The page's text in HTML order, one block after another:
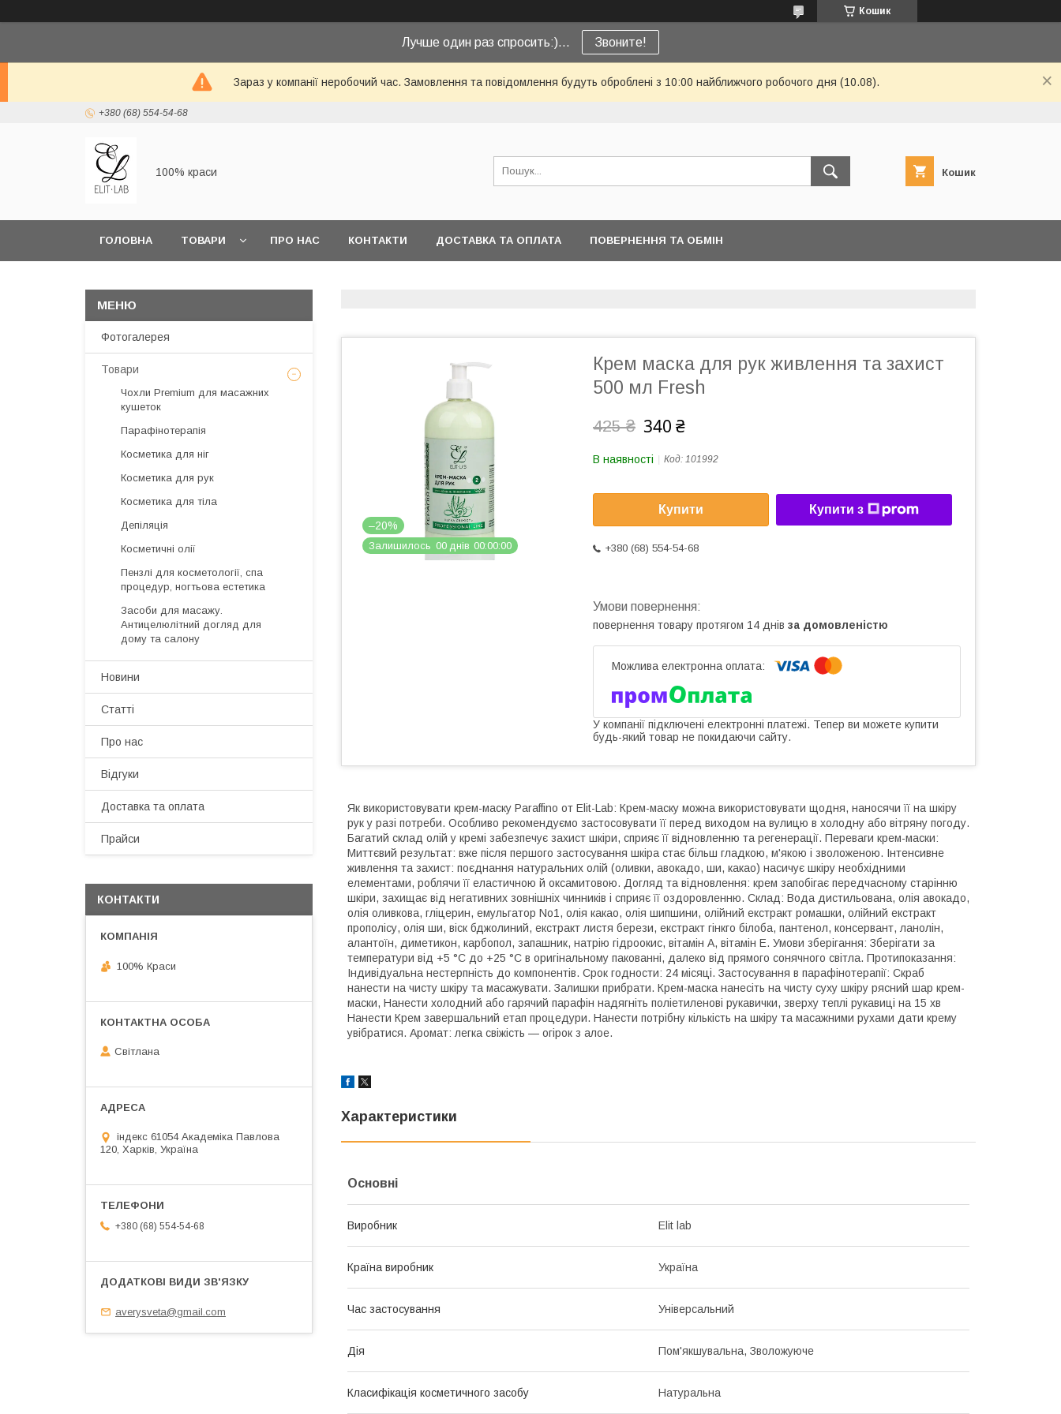
Кошик
Лучше один раз спросить:)... Звоните!
Зараз у компанії неробочий час. Замовлення та повідомлення будуть оброблені з 10:00 найближчого робочого дня (10.08).
+380 (68) 554-54-68
100% краси Кошик
ГОЛОВНА ТОВАРИ ПРО НАС КОНТАКТИ ДОСТАВКА ТА ОПЛАТА ПОВЕРНЕННЯ ТА ОБМІН
–20%
Залишилось 00 днів 00 00 00
Крем маска для рук живлення та захист
500 мл Fresh
425 ₴ 340 ₴
В наявності Код: 101992
Купити Купити з
+380 (68) 554-54-68
повернення товару протягом 14 днів за домовленістю
У компанії підключені електронні платежі. Тепер ви можете купити
будь-який товар не покидаючи сайту.
Як використовувати крем-маску Paraffino от Elit-Lab: Крем-маску можна використовувати щодня, наносячи її на шкіру
рук у разі потреби. Особливо рекомендуємо застосовувати її перед виходом на вулицю в холодну або вітряну погоду.
Багатий склад олій у кремі забезпечує захист шкіри, сприяє її відновленню та регенерації. Переваги крем-маски:
Миттєвий результат: вже після першого застосування шкіра стає більш гладкою, м'якою і зволоженою. Інтенсивне
живлення та захист: поєднання натуральних олій (оливки, авокадо, ши, какао) насичує шкіру необхідними
елементами, роблячи її еластичною й оксамитовою. Догляд та відновлення: крем запобігає передчасному старінню
шкіри, захищає від негативних зовнішніх чинників і сприяє її оздоровленню. Склад: Вода дистильована, олія авокадо,
олія оливкова, гліцерин, емульгатор No1, олія какао, олія шипшини, олійний екстракт ромашки, олійний екстракт
прополісу, олія ши, віск бджолиний, екстракт листя берези, екстракт гінкго білоба, пантенол, консервант, ланолін,
алантоїн, диметикон, карбопол, запашник, натрію гідроокис, вітамін А, вітамін Е. Умови зберігання: Зберігати за
температури від +5 °C до +25 °C в оригінальному пакованні, далеко від прямого сонячного світла. Протипоказання:
Індивідуальна нестерпність до компонентів. Срок годности: 24 місяці. Застосування в парафінотерапії: Скраб
нанести на чисту шкіру та масажувати. Залишки прибрати. Крем-маска нанесіть на чисту суху шкіру рясний шар крем-
маски, Нанести холодний або гарячий парафін надягніть поліетиленові рукавички, зверху теплі рукавиці на 15 хв
Нанести Крем завершальний етап процедури. Нанести потрібну кількість на шкіру та масажними рухами дати крему
увібратися. Аромат: легка свіжість — огірок з алое.
Характеристики
Основні
Виробник Elit lab
Країна виробник Україна
Час застосування Універсальний
Дія Пом'якшувальна, Зволожуюче
Класифікація косметичного засобу Натуральна
Фотогалерея
Товари
Чохли Premium для масажних
кушеток
Парафінотерапія
Косметика для ніг
Косметика для рук
Косметика для тіла
Депіляція
Косметичні олії
Пензлі для косметології, спа
процедур, ногтьова естетика
Засоби для масажу.
Антицелюлітний догляд для
дому та салону
Новини
Статті
Про нас
Відгуки
Доставка та оплата
Прайси
КОНТАКТИ
100% Краси
Світлана
індекс 61054 Академіка Павлова
120, Харків, Україна
+380 (68) 554-54-68
averysveta@gmail.com